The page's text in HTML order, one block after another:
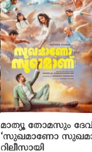
മാത്യൂ തോമസും
‘സുഖമാണോ
റിലീസായി